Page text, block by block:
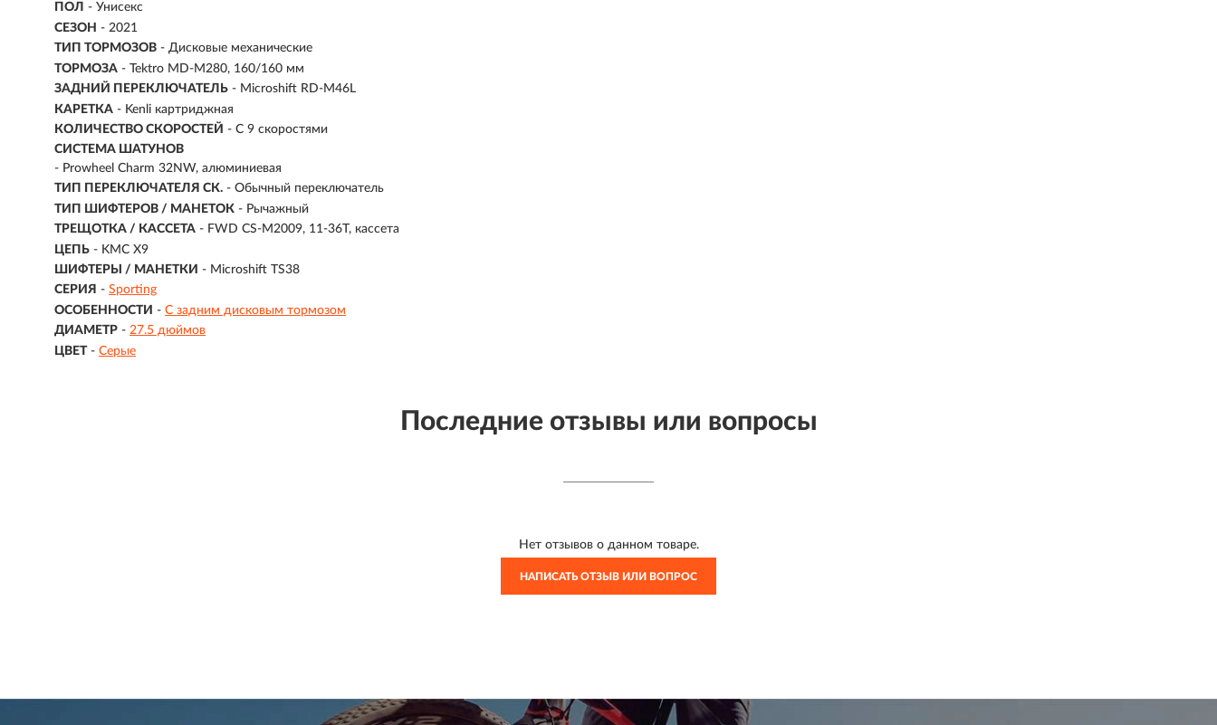
ПОЛ - Унисекс
СЕЗОН - 2021
ТИП ТОРМОЗОВ - Дисковые механические
ТОРМОЗА - Tektro MD-M280, 160/160 мм
ЗАДНИЙ ПЕРЕКЛЮЧАТЕЛЬ - Microshift RD-M46L
КАРЕТКА - Kenli картриджная
КОЛИЧЕСТВО СКОРОСТЕЙ - С 9 скоростями
СИСТЕМА ШАТУНОВ
- Prowheel Charm 32NW, алюминиевая
ТИП ПЕРЕКЛЮЧАТЕЛЯ СК. - Обычный переключатель
ТИП ШИФТЕРОВ / МАНЕТОК - Рычажный
ТРЕЩОТКА / КАССЕТА - FWD CS-M2009, 11-36T, кассета
ЦЕПЬ - KMC X9
ШИФТЕРЫ / МАНЕТКИ - Microshift TS38
СЕРИЯ - Sporting
ОСОБЕННОСТИ - С задним дисковым тормозом
ДИАМЕТР - 27.5 дюймов
ЦВЕТ - Серые
Последние отзывы или вопросы
Нет отзывов о данном товаре.
НАПИСАТЬ ОТЗЫВ ИЛИ ВОПРОС